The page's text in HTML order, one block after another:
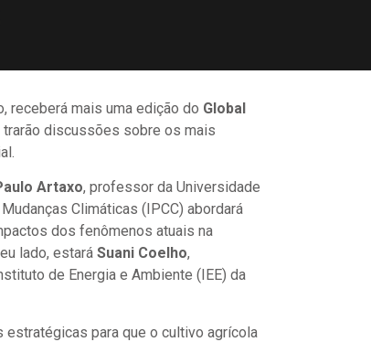
receberá mais uma edição do Global
discussões sobre os mais
Artaxo, professor da Universidade
Climáticas (IPCC) abordará
dos fenômenos atuais na
lado, estará Suani Coelho,
de Energia e Ambiente (IEE) da
para que o cultivo agrícola